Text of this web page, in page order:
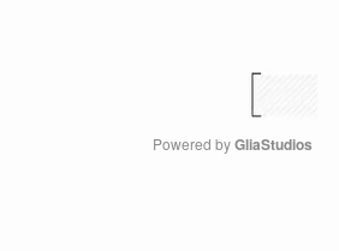
Powered by GliaStudios